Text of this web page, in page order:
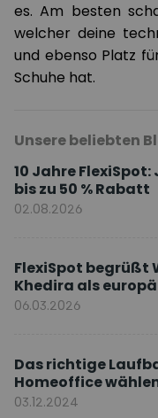
es. Am besten
welcher deine
und ebenso Platz
Schuhe hat.
Unsere beliebten
10 Jahre
bis zu 50 % Rabatt
02.08.2026
FlexiSpot begrüßt
Khedira als
Markenbotschafter
06.03.2026
Das richtige
Homeoffice
03.12.2024